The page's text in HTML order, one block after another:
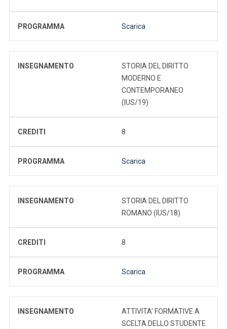
PROGRAMMA Scarica
INSEGNAMENTO
STORIA DEL DIRITTO
MODERNO E
CONTEMPORANEO
(IUS/19)
CREDITI 8
PROGRAMMA Scarica
INSEGNAMENTO
STORIA DEL DIRITTO
ROMANO (IUS/18)
CREDITI 8
PROGRAMMA Scarica
INSEGNAMENTO
ATTIVITA' FORMATIVE A
SCELTA DELLO STUDENTE